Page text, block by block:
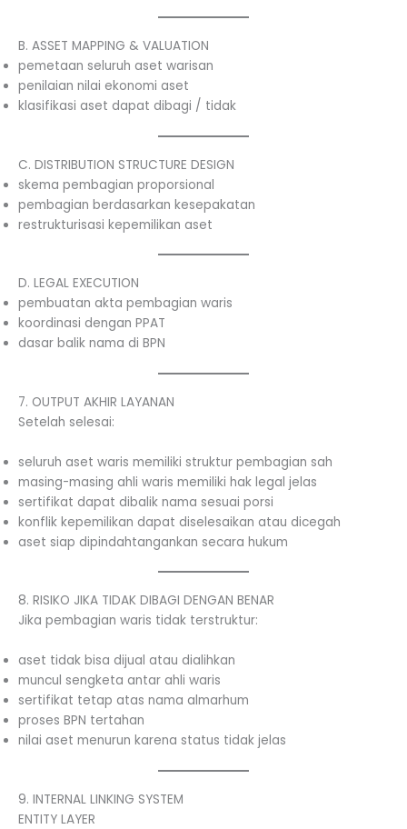
B. ASSET MAPPING & VALUATION
pemetaan seluruh aset warisan
penilaian nilai ekonomi aset
klasifikasi aset dapat dibagi / tidak
C. DISTRIBUTION STRUCTURE DESIGN
skema pembagian proporsional
pembagian berdasarkan kesepakatan
restrukturisasi kepemilikan aset
D. LEGAL EXECUTION
pembuatan akta pembagian waris
koordinasi dengan PPAT
dasar balik nama di BPN
7. OUTPUT AKHIR LAYANAN
Setelah selesai:
seluruh aset waris memiliki struktur pembagian sah
masing-masing ahli waris memiliki hak legal jelas
sertifikat dapat dibalik nama sesuai porsi
konflik kepemilikan dapat diselesaikan atau dicegah
aset siap dipindahtangankan secara hukum
8. RISIKO JIKA TIDAK DIBAGI DENGAN BENAR
Jika pembagian waris tidak terstruktur:
aset tidak bisa dijual atau dialihkan
muncul sengketa antar ahli waris
sertifikat tetap atas nama almarhum
proses BPN tertahan
nilai aset menurun karena status tidak jelas
9. INTERNAL LINKING SYSTEM
ENTITY LAYER